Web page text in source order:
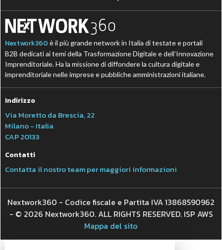
Nextwork360 è il più grande network in Italia di testate e portali
B2B dedicati ai temi della Trasformazione Digitale e dell’Innovazione
Imprenditoriale. Ha la missione di diffondere la cultura digitale e
imprenditoriale nelle imprese e pubbliche amministrazioni italiane.
Indirizzo
Via Moretto da Brescia, 22
Milano - Italia
CAP 20133
Contatti
Contatta il nostro team per maggiori informazioni
Nextwork360 - Codice fiscale e Partita IVA 13868590962
- © 2026 Nextwork360. ALL RIGHTS RESERVED. ISP AWS
Mappa del sito